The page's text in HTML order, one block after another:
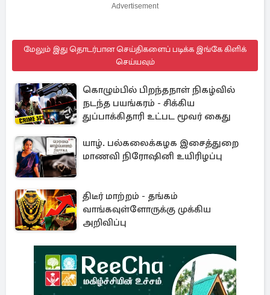
Advertisement
மேலும் இது தொடர்பான செய்திகளைப் படிக்க இங்கே கிளிக்
செய்யவும்
கொழும்பில் பிறந்தநாள் நிகழ்வில்
நடந்த பயங்கரம் - சிக்கிய
துப்பாக்கிதாரி உட்பட மூவர் கைது
யாழ். பல்கலைக்கழக இசைத்துறை
மாணவி நிரோஷினி உயிரிழப்பு
திடீர் மாற்றம் - தங்கம்
வாங்கவுள்ளோருக்கு முக்கிய
அறிவிப்பு